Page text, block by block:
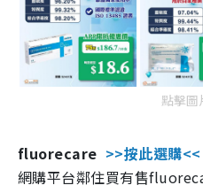
點擊圖
fluorecare >>按此選購<<
網購平台鄰住買有售